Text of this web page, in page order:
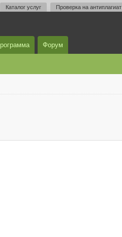
Каталог услуг Проверка на антиплагиат
Форум